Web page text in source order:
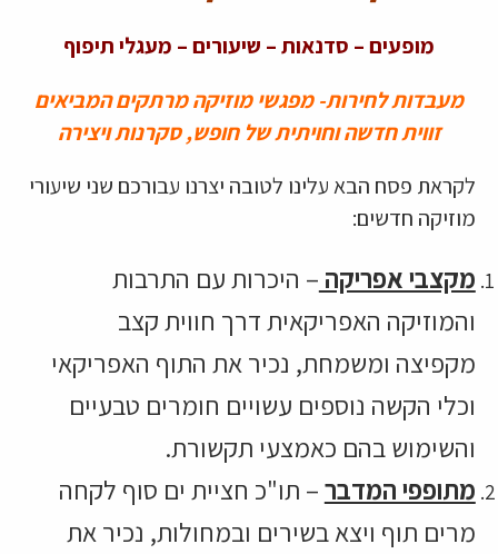
מופעים – סדנאות – שיעורים – מעגלי תיפוף
מעבדות לחירות- מפגשי מוזיקה מרתקים המביאים
זווית חדשה וחויתית של חופש, סקרנות ויצירה
לקראת פסח הבא עלינו לטובה יצרנו עבורכם שני שיעורי
מוזיקה חדשים:
מקצבי אפריקה – היכרות עם התרבות
והמוזיקה האפריקאית דרך חווית קצב
מקפיצה ומשמחת, נכיר את התוף האפריקאי
וכלי הקשה נוספים עשויים חומרים טבעיים
והשימוש בהם כאמצעי תקשורת.
מתופפי המדבר– תו"כ חציית ים סוף לקחה
מרים תוף ויצא בשירים ובמחולות, נכיר את